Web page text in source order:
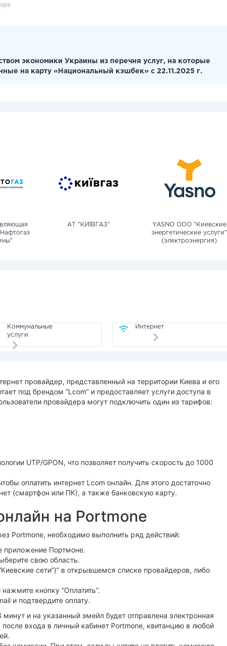
экономики Украины из перечня услуг, на которые
на карту «Национальный кэшбек» с 22.11.2025 г.
АТ "КИЇВГАЗ"
YASNO OOO "Киевские
энергетические услуги"
(электроэнергия)
Коммунальные
услуги
Интернет
провайдер, представленный на территории Киева и его
под брендом “Lcom” и предоставляет услуги доступа в
провайдера могут подключить один из тарифов:
UTP/GPON, что позволяет получить скорость до 1000
оплатить интернет Lcom онлайн. Для этого достаточно
(смартфон или ПК), а также банковскую карту.
на Portmone
Portmone, необходимо выполнить ряд действий:
приложение Портмоне.
свою область.
сети”)” в открывшемся списке провайдеров, либо
кнопку “Оплатить”.
и подтвердите оплату.
и на указанный эмейл будет отправлена электронная
входа в личный кабинет Portmone, квитанцию в любой